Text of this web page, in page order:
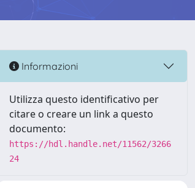
Informazioni
Utilizza questo identificativo per
citare o creare un link a questo
documento:
https://hdl.handle.net/11562/3266
24